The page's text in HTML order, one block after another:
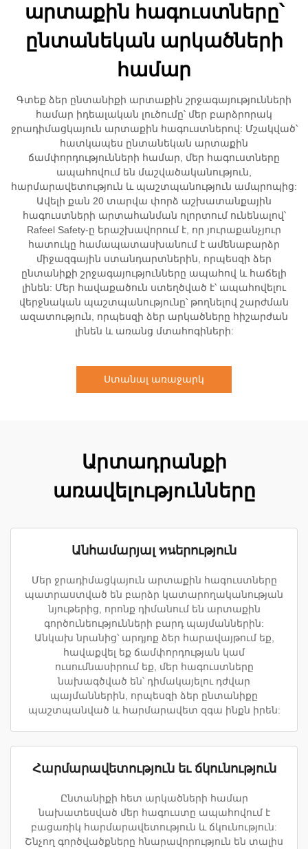
արտաքին հագուստները՝
ընտանեկան արկածների
համար
Գտեք ձեր ընտանիքի արտաքին շրջագայությունների
համար իդեալական լուծումը՝ մեր բարձրորակ
ջրադիմացկայուն արտաքին հագուստներով: Մշակված՝
հատկապես ընտանեկան արտաքին
ճամփորդությունների համար, մեր հագուստները
ապահովում են մաշվածականություն,
հարմարավետություն և պաշտպանություն ամպրոպից:
Ավելի քան 20 տարվա փորձ աշխատանքային
հագուստների արտահանման ոլորտում ունենալով՝
Rafeel Safety-ը երաշխավորում է, որ յուրաքանչյուր
հատուկը համապատասխանում է ամենաբարձր
միջազգային ստանդարտներին, որպեսզի ձեր
ընտանիքի շրջագայությունները ապահով և հաճելի
լինեն: Մեր հավաքածուն ստեղծված է՝ ապահովելու
վերջնական պաշտպանությունը՝ թողնելով շարժման
ազատություն, որպեսզի ձեր արկածները հիշարժան
լինեն և առանց մտահոգիների:
Ստանալ առաջարկ
Արտադրանքի
առավելությունները
Անհամարյալ ทนերություն
Մեր ջրադիմացկայուն արտաքին հագուստները
պատրաստված են բարձր կատարողականության
նյութերից, որոնք դիմանում են արտաքին
գործունեությունների բարդ պայմաններին:
Անկախ նրանից՝ արդյոք ձեր հարավայթում եք,
հավաքվել եք ճամփորդության կամ
ուսումնասիրում եք, մեր հագուստները
նախագծված են՝ դիմակայելու դժվար
պայմաններին, որպեսզի ձեր ընտանիքը
պաշտպանված և հարմարավետ զգա ինքն իրեն:
Հարմարավետություն եւ ճկունություն
Ընտանիքի հետ արկածների համար
նախատեսված մեր հագուստը ապահովում է
բացառիկ հարմարավետություն և ճկունություն:
Շնչող գործվածքները հնարավորություն են տալիս